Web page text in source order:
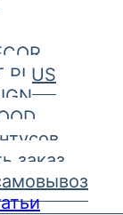
PLUS
заказ